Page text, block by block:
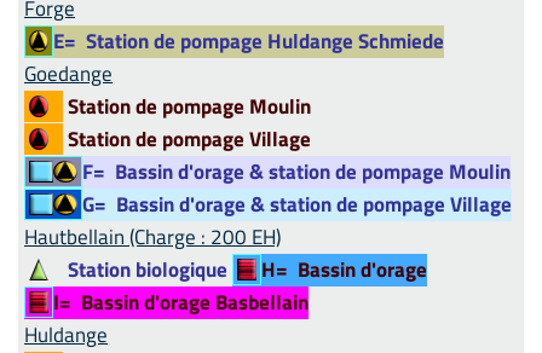
Forge
E=
Station de pompage Huldange Schmiede
Goedange
Station de pompage Moulin
Station de pompage Village
F=
Bassin d'orage & station de pompage Moulin
G=
Bassin d'orage & station de pompage Village
Hautbellain (Charge : 200 EH)
Station biologique
H= Bassin d'orage
I= Bassin d'orage Basbellain
Huldange